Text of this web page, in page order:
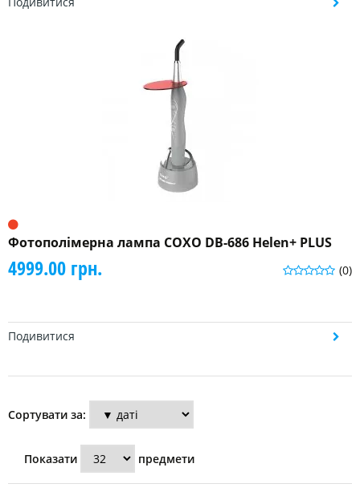
Фотополімерна лампа COXO DB-686 Helen+ PLUS
(0)
4999.00 грн.
Подивитися
Сортувати за:
Показати предмети